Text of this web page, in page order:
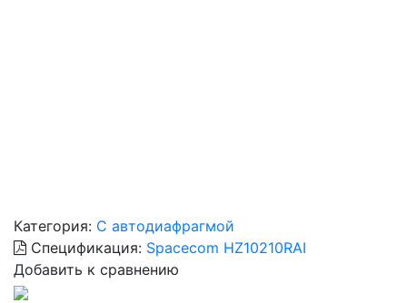
Категория: С автодиафрагмой
Спецификация: Spacecom HZ10210RAI
Добавить к сравнению